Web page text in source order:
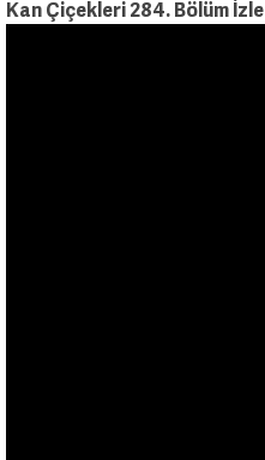
Kan Çiçekleri 284. Bölüm İzle